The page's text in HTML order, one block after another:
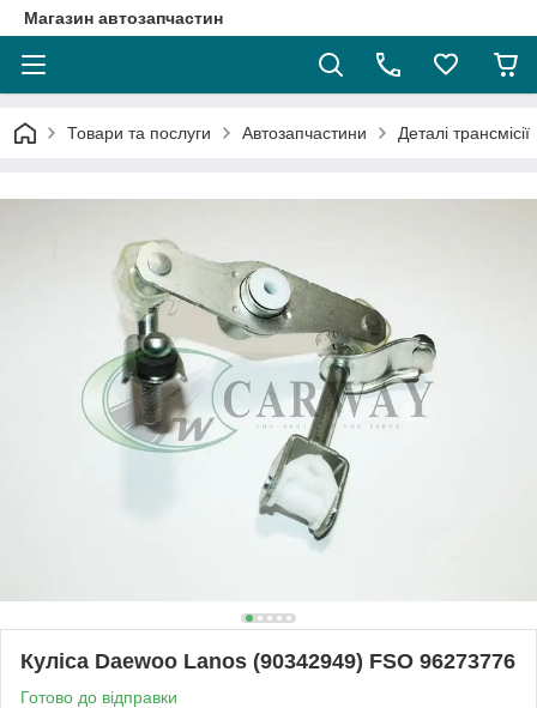
Магазин автозапчастин
Товари та послуги Автозапчастини Деталі трансмісії
Куліса Daewoo Lanos (90342949) FSO 96273776
Готово до відправки